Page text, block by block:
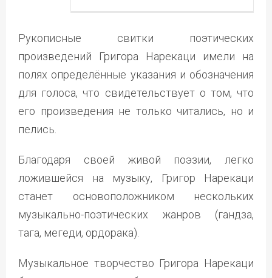
Рукописные свитки поэтических
произведений Григора Нарекаци имели на
полях определённые указания и обозначения
для голоса, что свидетельствует о том, что
его произведения не только читались, но и
пелись.
Благодаря своей живой поэзии, легко
ложившейся на музыку, Григор Нарекаци
станет основоположником нескольких
музыкально-поэтических жанров (гандза,
тага, мегеди, ордорака).
Музыкальное творчество Григора Нарекаци